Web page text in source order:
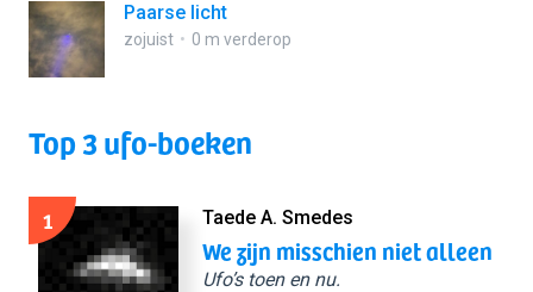
Paarse licht
zojuist 0 m verderop
Top 3 ufo-boeken
1 Taede A. Smedes
We zijn misschien niet alleen
Ufo’s toen en nu.